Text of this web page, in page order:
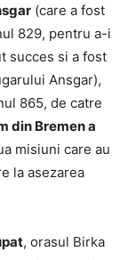
(care a fost
829, pentru a-i
succes si a fost
Ansgar),
865, de catre
din Bremen a
misiuni care au
la asezarea
, orasul Birka